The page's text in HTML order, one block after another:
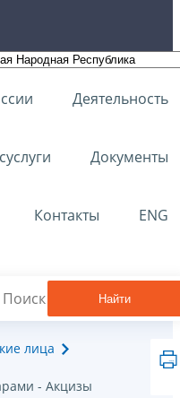
Деятельность
Документы
Контакты ENG
Найти
лица
- Акцизы